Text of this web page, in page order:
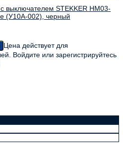
выключателем STEKKER HM03-
(У10А-002), черный
Цена действует для
Войдите или зарегистрируйтесь